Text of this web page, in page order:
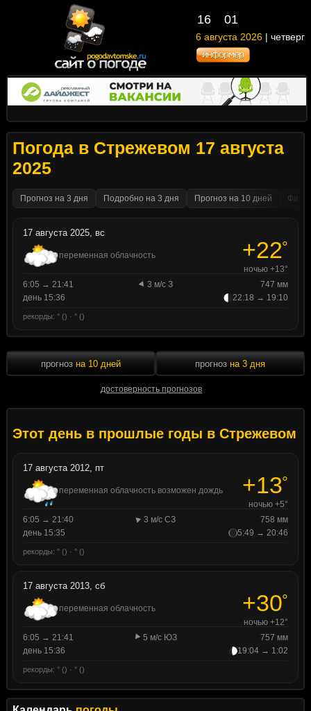
16 01
6 августа 2026 | четверг
Погода в Стрежевом 17 августа
2025
Прогноз на 3 дня Подробно на 3 дня Прогноз на 10 дней
17 августа 2025, вс
переменная облачность +22°
ночью +13°
6:05 → 21:41
3 м/с З
747 мм
день 15:36
22:18 → 19:10
рекорды: ° () · ° ()
прогноз на 10 дней
достоверность прогнозов
прогноз на 3 дня
Этот день в прошлые годы в Стрежевом
17 августа 2012, пт
переменная облачность возможен дождь +13°
ночью +5°
6:05 → 21:40
3 м/с СЗ
758 мм
день 15:35
5:49 → 20:46
рекорды: ° () · ° ()
17 августа 2013, сб
переменная облачность +30°
ночью +12°
6:05 → 21:41
5 м/с ЮЗ
757 мм
день 15:36
19:04 → 1:02
рекорды: ° () · ° ()